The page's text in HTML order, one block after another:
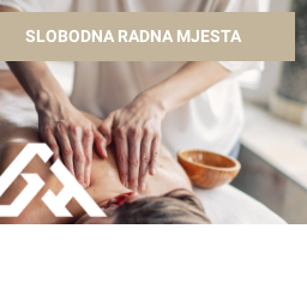
HR HU
SLOBODNA RADNA MJESTA